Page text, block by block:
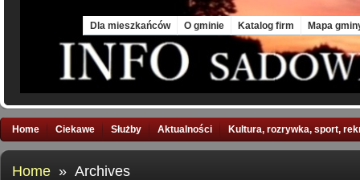
Dla mieszkańców O gminie Katalog firm Mapa
Home Ciekawe Służby Aktualności Kultura, rozrywka, sport,
Home » Archives